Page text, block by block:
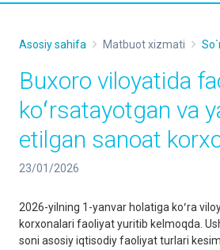
Asosiy sahifa Matbuot xizmati
Buxoro viloyatida
koʻrsatayotgan va
etilgan sanoat
23/01/2026
2026-yilning 1-yanvar holatiga koʻra
korxonalari faoliyat yuritib kelmoqda.
soni asosiy iqtisodiy faoliyat turlari